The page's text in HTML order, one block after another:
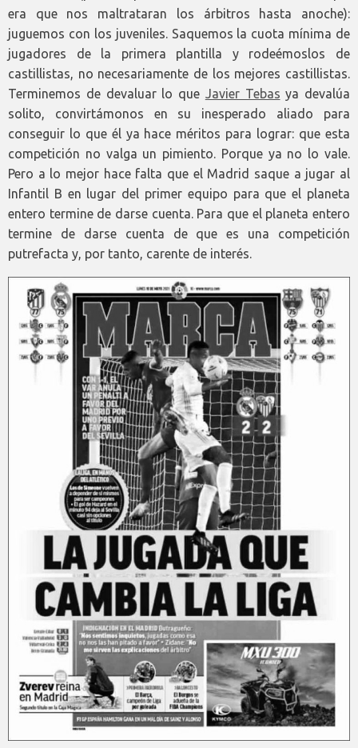
era que nos maltrataran los árbitros hasta anoche):
juguemos con los juveniles. Saquemos la cuota mínima de
jugadores de la primera plantilla y rodeémoslos de
castillistas, no necesariamente de los mejores castillistas.
Terminemos de devaluar lo que Javier Tebas ya devalúa
solito, convirtámonos en su inesperado aliado para
conseguir lo que él ya hace méritos para lograr: que esta
competición no valga un pimiento. Porque ya no lo vale.
Pero a lo mejor hace falta que el Madrid saque a jugar al
Infantil B en lugar del primer equipo para que el planeta
entero termine de darse cuenta. Para que el planeta entero
termine de darse cuenta de que es una competición
putrefacta y, por tanto, carente de interés.